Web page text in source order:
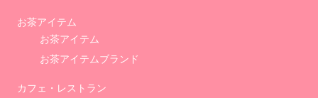
お茶アイテム
お茶アイテム
お茶アイテムブランド
カフェ・レストラン